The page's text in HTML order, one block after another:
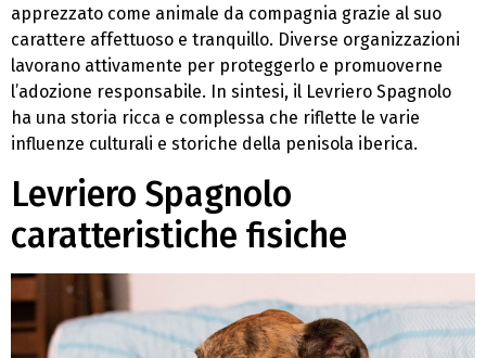
apprezzato come animale da compagnia grazie al suo
carattere affettuoso e tranquillo. Diverse organizzazioni
lavorano attivamente per proteggerlo e promuoverne
l’adozione responsabile. In sintesi, il Levriero Spagnolo
ha una storia ricca e complessa che riflette le varie
influenze culturali e storiche della penisola iberica.
Levriero Spagnolo
caratteristiche fisiche